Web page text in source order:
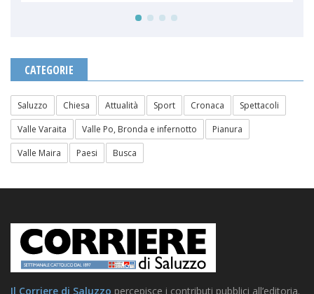
CATEGORIE
Saluzzo Chiesa Attualità Sport Cronaca
Spettacoli
Valle Varaita
Valle Po, Bronda e infernotto
Pianura
Valle Maira
Paesi Busca
Il Corriere di Saluzzo percepisce i contributi pubblici all’editoria.